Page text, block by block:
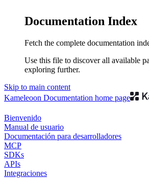
Documentation Index
Fetch the complete documentation
Use this file to discover all available
exploring further.
Skip to main content
Kameleoon Documentation home page
Bienvenido
Manual de usuario
Documentación para desarrolladores
MCP
SDKs
APIs
Integraciones